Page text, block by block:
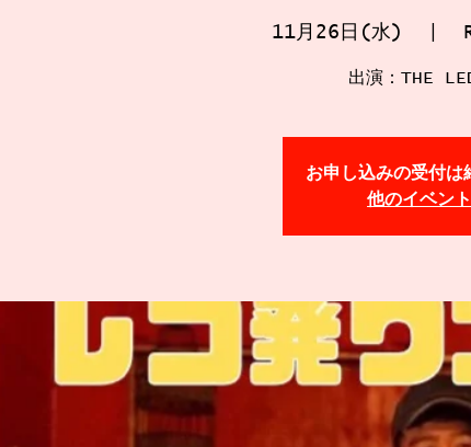
11月26日(水)
出演：THE
お申し込みの受付は
他のイベン